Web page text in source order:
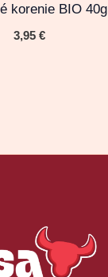
korenie BIO 40g
3,95€